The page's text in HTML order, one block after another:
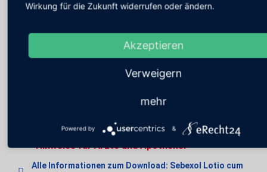
Hinweise für Ärzte und Apotheker
Alle Informationen zum Download: Sebexol Lotio cum
Wirkung für die Zukunft widerrufen oder ändern.
Akzeptieren
Verweigern
mehr
Powered by &